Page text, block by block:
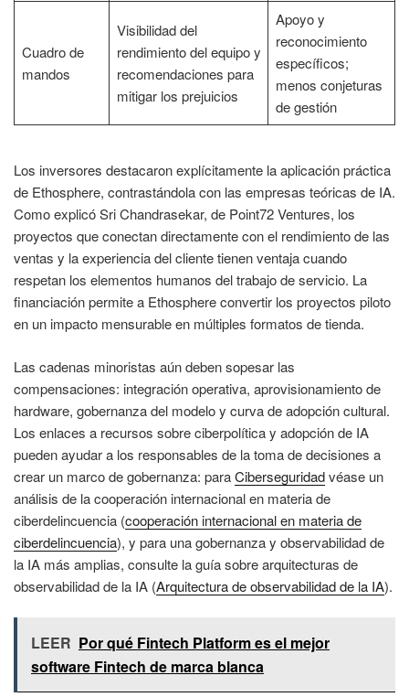
Cuadro de
mandos
Visibilidad del
rendimiento del equipo y
recomendaciones para
mitigar los prejuicios
Apoyo y
reconocimiento
específicos;
menos conjeturas
de gestión
Los inversores destacaron explícitamente la aplicación práctica
de Ethosphere, contrastándola con las empresas teóricas de IA.
Como explicó Sri Chandrasekar, de Point72 Ventures, los
proyectos que conectan directamente con el rendimiento de las
ventas y la experiencia del cliente tienen ventaja cuando
respetan los elementos humanos del trabajo de servicio. La
financiación permite a Ethosphere convertir los proyectos piloto
en un impacto mensurable en múltiples formatos de tienda.
Las cadenas minoristas aún deben sopesar las
compensaciones: integración operativa, aprovisionamiento de
hardware, gobernanza del modelo y curva de adopción cultural.
Los enlaces a recursos sobre ciberpolítica y adopción de IA
pueden ayudar a los responsables de la toma de decisiones a
crear un marco de gobernanza: paraCiberseguridadvéase un
análisis de la cooperación internacional en materia de
ciberdelincuencia (cooperación internacional en materia de
ciberdelincuencia), y para una gobernanza y observabilidad de
la IA más amplias, consulte la guía sobre arquitecturas de
observabilidad de la IA (Arquitectura de observabilidad de la IA).
LEER Por qué Fintech Platform es el mejor
software Fintech de marca blanca